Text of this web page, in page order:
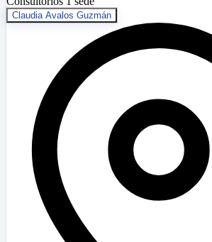
Claudia Avalos Guzmán